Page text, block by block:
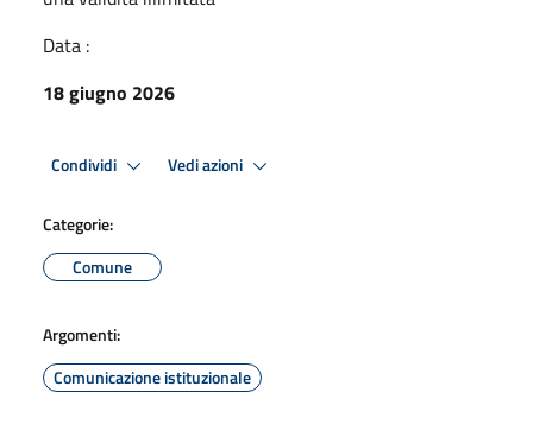
Data :
18 giugno 2026
Condividi Vedi azioni
Categorie:
Comune
Argomenti:
Comunicazione istituzionale